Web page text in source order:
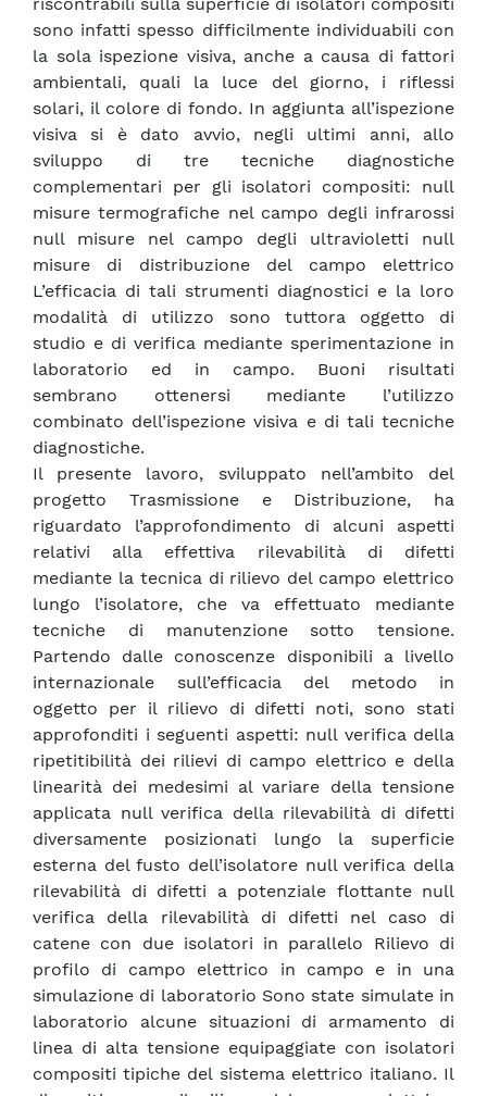
riscontrabili sulla superficie di isolatori compositi
sono infatti spesso difficilmente individuabili con
la sola ispezione visiva, anche a causa di fattori
ambientali, quali la luce del giorno, i riflessi
solari, il colore di fondo. In aggiunta all’ispezione
visiva si è dato avvio, negli ultimi anni, allo
sviluppo di tre tecniche diagnostiche
complementari per gli isolatori compositi: null
misure termografiche nel campo degli infrarossi
null misure nel campo degli ultravioletti null
misure di distribuzione del campo elettrico
L’efficacia di tali strumenti diagnostici e la loro
modalità di utilizzo sono tuttora oggetto di
studio e di verifica mediante sperimentazione in
laboratorio ed in campo. Buoni risultati
sembrano ottenersi mediante l’utilizzo
combinato dell’ispezione visiva e di tali tecniche
diagnostiche.
Il presente lavoro, sviluppato nell’ambito del
progetto Trasmissione e Distribuzione, ha
riguardato l’approfondimento di alcuni aspetti
relativi alla effettiva rilevabilità di difetti
mediante la tecnica di rilievo del campo elettrico
lungo l’isolatore, che va effettuato mediante
tecniche di manutenzione sotto tensione.
Partendo dalle conoscenze disponibili a livello
internazionale sull’efficacia del metodo in
oggetto per il rilievo di difetti noti, sono stati
approfonditi i seguenti aspetti: null verifica della
ripetitibilità dei rilievi di campo elettrico e della
linearità dei medesimi al variare della tensione
applicata null verifica della rilevabilità di difetti
diversamente posizionati lungo la superficie
esterna del fusto dell’isolatore null verifica della
rilevabilità di difetti a potenziale flottante null
verifica della rilevabilità di difetti nel caso di
catene con due isolatori in parallelo Rilievo di
profilo di campo elettrico in campo e in una
simulazione di laboratorio Sono state simulate in
laboratorio alcune situazioni di armamento di
linea di alta tensione equipaggiate con isolatori
compositi tipiche del sistema elettrico italiano. Il